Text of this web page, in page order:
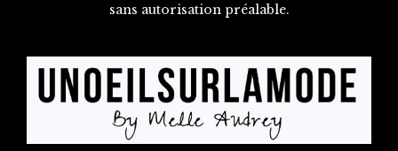
sans autorisation préalable.